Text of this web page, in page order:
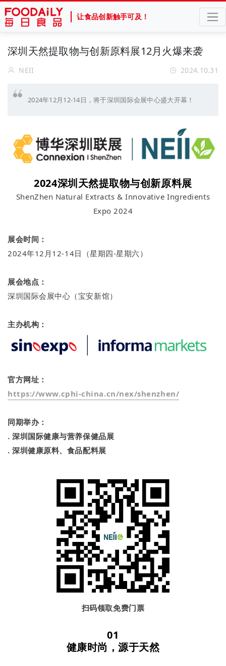
让食品创新触手可及！
深圳天然提取物与创新原料展12月火爆来袭
NEII 2024.10.31
2024年12月12-14日，将于深圳国际会展中心盛大开幕！
2024深圳天然提取物与创新原料展
ShenZhen Natural Extracts & Innovative Ingredients
Expo 2024
展会时间：
2024年12月12-14日（星期四-星期六）
展会地点：
深圳国际会展中心（宝安新馆）
主办机构：
官方网址：
https://www.cphi-china.cn/nex/shenzhen/
同期举办：
. 深圳国际健康与营养保健品展
. 深圳健康原料、食品配料展
扫码领取免费门票
01
健康时尚，源于天然